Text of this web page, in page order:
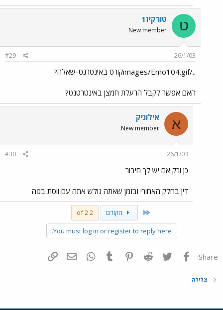
ט טורקיז1
New member
26/1/03
#29
../images/Emo104.gifקורס באינטרנט-שאלה?
האם אפשר לקבל הרעלת חמצן באינטרטנט?
א אילוניק
New member
26/1/03
#30
כן ורק אם יש לך חיבור
דין בחלק האחורי ובזמן שאתה גולש אתה עם ווסת בפה
First הקודם 2 of 2
You must log in or register to reply here.
Share: פייסבוק Twitter
Reddit
Pinterest
Tumblr
WhatsAppדואר אלקטרוני
צלילה